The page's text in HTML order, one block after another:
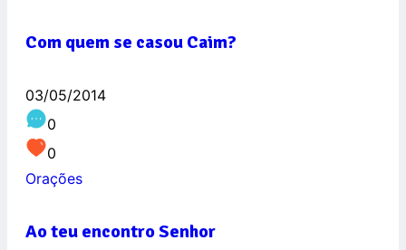
Com quem se casou Caim?
03/05/2014
0
0
Orações
Ao teu encontro Senhor